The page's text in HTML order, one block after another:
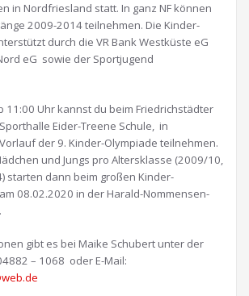
in Nordfriesland statt. In ganz NF können
2009-2014 teilnehmen. Die Kinder-
durch die VR Bank Westküste eG
eG sowie der Sportjugend
11:00 Uhr kannst du beim Friedrichstädter
Eider-Treene Schule, in
der 9. Kinder-Olympiade teilnehmen.
und Jungs pro Altersklasse (2009/10,
starten dann beim großen Kinder-
08.02.2020 in der Harald-Nommensen-
gibt es bei Maike Schubert unter der
– 1068 oder E-Mail: